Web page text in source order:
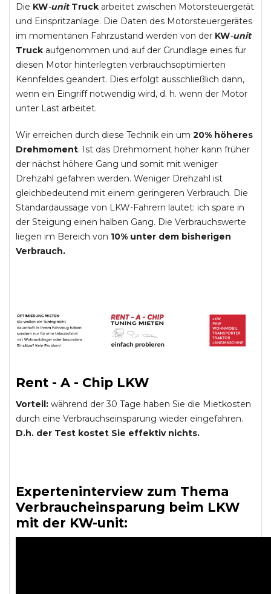
Die KW-unit Truck arbeitet zwischen Motorsteuergerät
und Einspritzanlage. Die Daten des Motorsteuergerätes
im momentanen Fahrzustand werden von der KW-unit
Truck aufgenommen und auf der Grundlage eines für
diesen Motor hinterlegten verbrauchsoptimierten
Kennfeldes geändert. Dies erfolgt ausschließlich dann,
wenn ein Eingriff notwendig wird, d. h. wenn der Motor
unter Last arbeitet.
Wir erreichen durch diese Technik ein um 20% höheres
Drehmoment. Ist das Drehmoment höher kann früher
der nächst höhere Gang und somit mit weniger
Drehzahl gefahren werden. Weniger Drehzahl ist
gleichbedeutend mit einem geringeren Verbrauch. Die
Standardaussage von LKW-Fahrern lautet: ich spare in
der Steigung einen halben Gang. Die Verbrauchswerte
liegen im Bereich von 10% unter dem bisherigen
Verbrauch.
Rent - A - Chip LKW
Vorteil: während der 30 Tage haben Sie die Mietkosten
durch eine Verbrauchseinsparung wieder eingefahren.
D.h. der Test kostet Sie effektiv nichts.
Experteninterview zum Thema
Verbraucheinsparung beim LKW
mit der KW-unit: